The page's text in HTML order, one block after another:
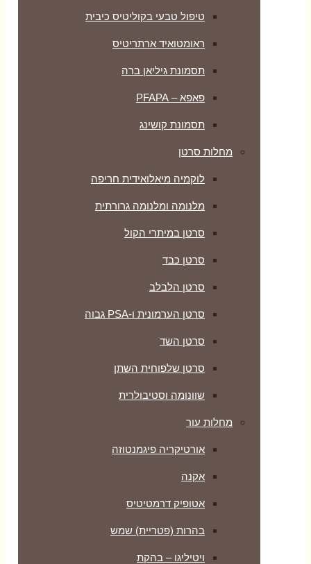
טיפול טבעי בקוליטיס כיבית
ראומטואיד ארתריטיס
תסמונת גיליאן ברה
פאפא – PFAPA
תסמונת קושינג
מחלות סרטן
לוקמיה מיאלואידית חריפה
מלנומה ומלנומה גרורתית
סרטן במיתרי הקול
סרטן כבד
סרטן הלבלב
סרטן הערמונית ו-PSA גבוה
סרטן השד
סרטן שלפוחית השתן
שוונומה וסטיבולרית
מחלות עור
אורטיקריה פיגמנטוזה
אקנה
אטופיק דרמטיטיס
בהרות (פטריית) שמש
ויטיליגו – בהקת